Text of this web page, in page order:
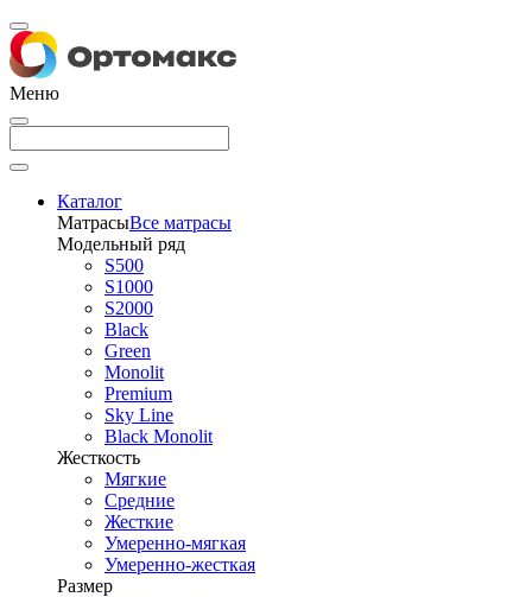
Меню
Каталог
МатрасыВсе матрасы
Модельный ряд
S500
S1000
S2000
Black
Green
Monolit
Premium
Sky Line
Black Monolit
Жесткость
Мягкие
Средние
Жесткие
Умеренно-мягкая
Умеренно-жесткая
Размер